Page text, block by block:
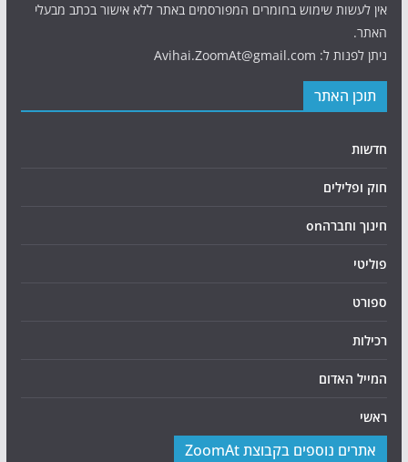
אין לעשות שימוש בחומרים המפורסמים באתר ללא אישור בכתב מבעלי
האתר.
ניתן לפנות ל: Avihai.ZoomAt@gmail.com
תוכן האתר
חדשות
חוק ופלילים
חינוך וחברהon
פוליטי
ספורט
רכילות
המייל האדום
ראשי
אתרים נוספים בקבוצת ZoomAt